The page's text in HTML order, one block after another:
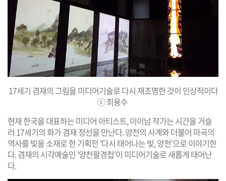
17세기 겸재의 그림을 미디어기술로 다시 재조명한 것이 인상적이다
ⓒ 최용수
현재 한국을 대표하는 미디어 아티스트, 이이남 작가는 시간을 거슬
러 17세기의 화가 겸재 정선을 만난다. 양천의 사계와 더불어 마곡의
역사를 빛을 소재로 한 기획전 '다시 태어나는 빛, 양천'으로 이야기한
다. 겸재의 시각예술인 '양천팔경첩'이 미디어기술로 새롭게 태어난
다.